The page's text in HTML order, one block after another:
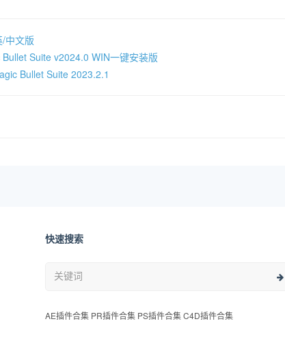
中文版
Suite v2024.0 WIN一键安装版
Bullet Suite 2023.2.1
快速搜索
AE插件合集 PR插件合集 PS插件合集 C4D插件合集